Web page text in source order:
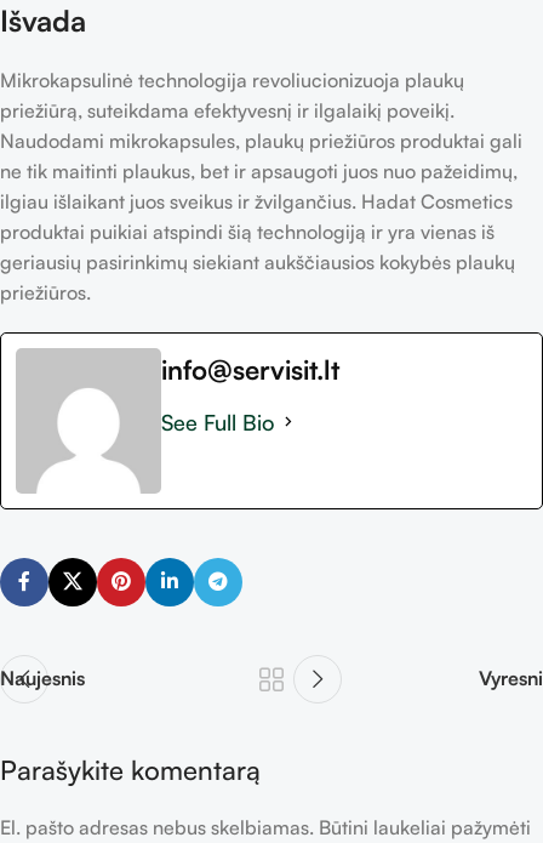
Išvada
Mikrokapsulinė technologija revoliucionizuoja plaukų
priežiūrą, suteikdama efektyvesnį ir ilgalaikį poveikį.
Naudodami mikrokapsules, plaukų priežiūros produktai gali
ne tik maitinti plaukus, bet ir apsaugoti juos nuo pažeidimų,
ilgiau išlaikant juos sveikus ir žvilgančius. Hadat Cosmetics
produktai puikiai atspindi šią technologiją ir yra vienas iš
geriausių pasirinkimų siekiant aukščiausios kokybės plaukų
priežiūros.
info@servisit.lt
See Full Bio
Naujesnis Vyresni
Parašykite komentarą
El. pašto adresas nebus skelbiamas. Būtini laukeliai pažymėti